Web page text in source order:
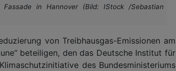
Fassade in Hannover (Bild: IStock /Sebastian
von Treibhausgas-Emissionen am
beteiligen, den das Deutsche Institut für
des Bundesministeriums